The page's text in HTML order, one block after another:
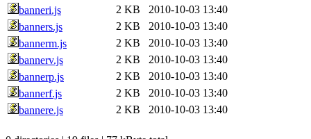
banneri.js
2 KB
2010-10-03 13:40
banners.js
2 KB
2010-10-03 13:40
bannerm.js
2 KB
2010-10-03 13:40
bannerv.js
2 KB
2010-10-03 13:40
bannerp.js
2 KB
2010-10-03 13:40
bannerf.js
2 KB
2010-10-03 13:40
bannere.js
2 KB 2010-10-03 13:40